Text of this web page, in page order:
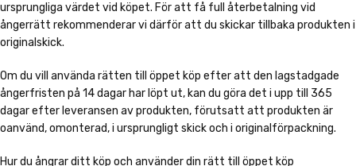
ursprungliga värdet vid köpet. För att få full återbetalning vid
ångerrätt rekommenderar vi därför att du skickar tillbaka produkten i
originalskick.
Om du vill använda rätten till öppet köp efter att den lagstadgade
ångerfristen på 14 dagar har löpt ut, kan du göra det i upp till 365
dagar efter leveransen av produkten, förutsatt att produkten är
oanvänd, omonterad, i ursprungligt skick och i originalförpackning.
Hur du ångrar ditt köp och använder din rätt till öppet köp